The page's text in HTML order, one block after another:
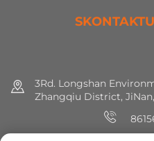
3Rd. Longshan
Zhangqiu District,